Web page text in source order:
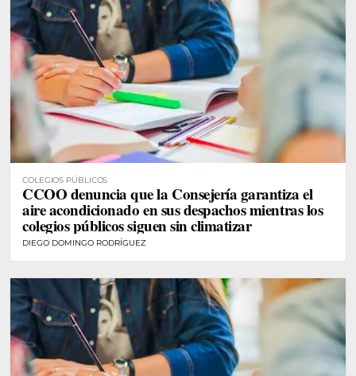
COLEGIOS PÚBLICOS
CCOO denuncia que la Consejería garantiza el
aire acondicionado en sus despachos mientras los
colegios públicos siguen sin climatizar
DIEGO DOMINGO RODRÍGUEZ